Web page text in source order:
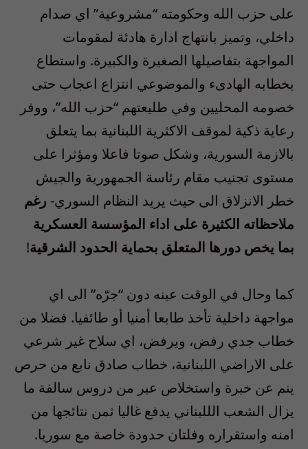
على حزب الله وحكومته “مشروعية” اي صدام
داخلي، وتميز بانتهاج ادارة هادئة لمقومات
المواجهة بتفاصيلها الصغيرة والكبيرة. واستطاع
بخطابه الهادىء والموضوعي انتزاع اعجاب حتى
خصومه المحليين وفي طليعتهم “حزب الله”، ووفر
رعاية ذكية لموقف الاكثرية اللبنانية بما يتعلق
بالازمة السورية، وشكل صوتا فاعلا ومؤثرا على
مستوى تجنيب مقام رئاسة الجمهورية والجيش
خطر الانزلاق الى حيث يريد النظام السوري- رغم
ملاحظاته الكثيرة على اداء المؤسسة العسكرية
بما يخص دورها المتعلق بحماية الحدود الشرقية!
كما وحال في الوقت عينه دون “جرّه” الى اي
مواجهة داخلية تأخذ طابعا أمنيا أو طائفيا. فضلا من
خطاب جدي رفض، ويرفض، اي سلاح غير شرعي
على الاراضي اللبنانية، خطاب صادق نابع من حرص
ينم عن خبرة واستخلاص عبر من دروس سالفة ما
يزال الشعب الللبناني يدفع غاليا ثمن نتائجها من
امنه واستقراره وفلتان حدودة خاصة مع سوريا.